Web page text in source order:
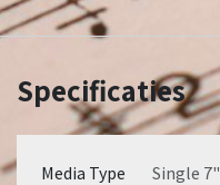
Specificaties
Media Type Single 7"